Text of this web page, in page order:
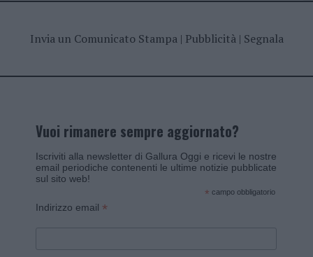
Invia un Comunicato Stampa| Pubblicità| Segnala
Vuoi rimanere sempre aggiornato?
Iscriviti alla newsletter di Gallura Oggi e ricevi le nostre
email periodiche contenenti le ultime notizie pubblicate
sul sito web!
* campo obbligatorio
Indirizzo email *